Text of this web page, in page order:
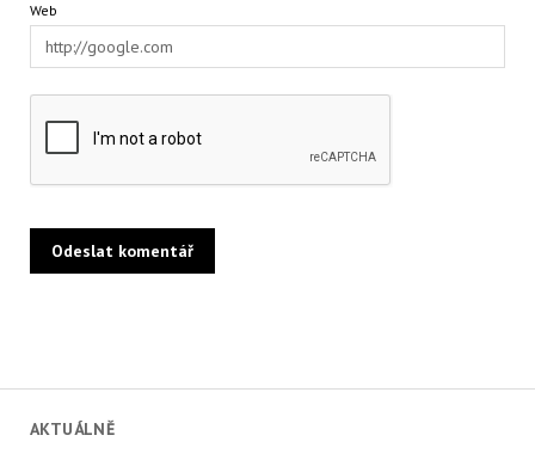
AKTUÁLNĚ
Web